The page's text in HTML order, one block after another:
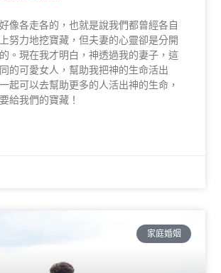
像各走各的，也就是說我們都曾經各自
努力地挖寶藏，但夫妻的心靈卻是分開
。現在我才明白，神透過我的妻子，這
的可愛女人，幫助我把神的生命活出
起可以去幫助更多的人活出神的生命，
給我們的寶藏！
家庭婚姻